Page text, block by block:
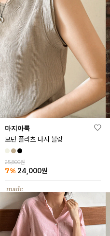
마지아룩
모던 플리츠 나시 블랑
25,800원
7% 24,000원